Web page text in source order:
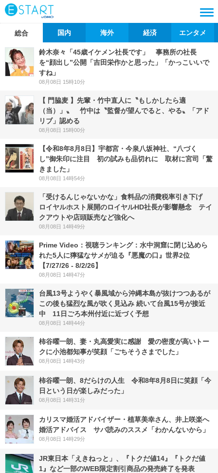
総合 国内 海外 経済 エンタメ
鈴木奈々「45歳イケメン社長です」 事務所の社長
を“顔出し”公開「吉田栄作かと思った」「かっこいいで
すね」
08月08日 15時10分
【 門脇麦 】先輩・竹中直人に〝もしかしたら適
（当）」〟 竹中は〝監督が望んでると、やる〟「アド
リブ」認める
08月08日 15時00分
【令和8年8月8日】宇都宮・今泉八坂神社、“八づく
し”御朱印に注目 初の試みも品切れに 取材に宮司「驚
きました」
08月08日 14時54分
「受けるんじゃないかな」食料品の消費税率引き下げ
ロイヤルホスト展開のロイヤルHD社長が影響懸念 テイ
クアウトや店頭販売など強化へ
08月08日 14時49分
Prime Video：視聴ランキング：水中洞窟に閉じ込めら
れた5人に獰猛なサメが迫る『悪魔の口』世界2位
【7/27/26 - 8/2/26】
08月08日 14時47分
台風13号ようやく暴風域から沖縄本島が抜けつつあるが
この後も猛烈な風が吹く見込み 続いて台風15号が接近
中 11日ごろ本州付近に近づく予想
08月08日 14時44分
柿谷曜一朗、妻・丸高愛実に感謝 愛の密度が高いトー
クに小池都知事が笑顔「ごちそうさまでした」
08月08日 14時43分
柿谷曜一朗、8だらけの人生 令和8年8月8日に笑顔「今
日という日が楽しみだった」
08月08日 14時31分
カリスマ婚活アドバイザー・植草美幸さん、井上咲楽へ
婚活アドバイス サバ読みのススメ「わかんないから」
08月08日 14時29分
JR東日本「えきねっと」、『トクだ値14』『トクだ値
1』など一部のWEB限定割引商品の発売終了を発表